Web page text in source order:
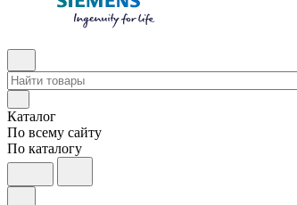
Каталог
По всему сайту
По каталогу